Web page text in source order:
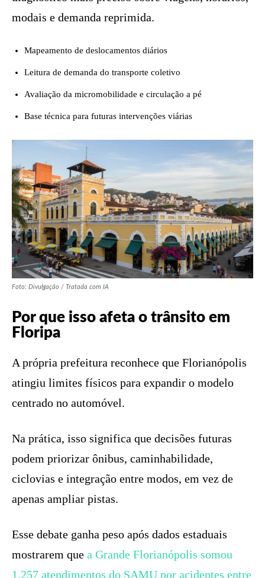
modais e demanda reprimida.
Mapeamento de deslocamentos diários
Leitura de demanda do transporte coletivo
Avaliação da micromobilidade e circulação a pé
Base técnica para futuras intervenções viárias
Foto: Divulgação / Tratada com IA
Por que isso afeta o trânsito em
Floripa
A própria prefeitura reconhece que Florianópolis
atingiu limites físicos para expandir o modelo
centrado no automóvel.
Na prática, isso significa que decisões futuras
podem priorizar ônibus, caminhabilidade,
ciclovias e integração entre modos, em vez de
apenas ampliar pistas.
Esse debate ganha peso após dados estaduais
mostrarem que a Grande Florianópolis somou
1.257 atendimentos do SAMU por acidentes entre